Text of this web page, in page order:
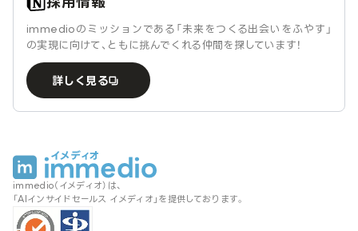
immedioのミッションである「未来をつくる出会いをふやす」
の実現に向けて、ともに挑んでくれる仲間を探しています！
詳しく見る
immedio（イメディオ）は、
「AIインサイドセールス イメディオ」を提供しております。